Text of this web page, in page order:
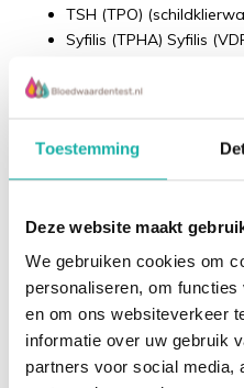
Toestemming
Deze website maakt
We gebruiken cookies om
personaliseren, om
en om ons websiteverkeer
informatie over uw gebruik
partners voor social media,
TSH (TPO)
Syfilis (TPHA) Syfilis
(HBcAc IcM), Hepatitis B
HIV (anti HIV 1+2)
aanbieden voor
Bloedwaardentest kan
over buitenlandse
Wanneer je jezelf tot een
heeft gewend, kun je in
Recent bekeken